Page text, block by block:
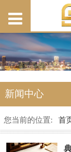
新闻中心
您当前的位置: 首